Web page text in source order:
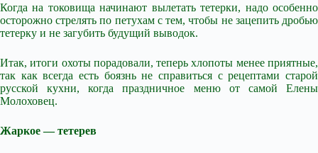
Когда на токовища начинают вылетать тетерки, надо особенно
осторожно стрелять по петухам с тем, чтобы не зацепить дробью
тетерку и не загубить будущий выводок.
Итак, итоги охоты порадовали, теперь хлопоты менее приятные,
так как всегда есть боязнь не справиться с рецептами старой
русской кухни, когда праздничное меню от самой Елены
Молоховец.
Жаркое — тетерев